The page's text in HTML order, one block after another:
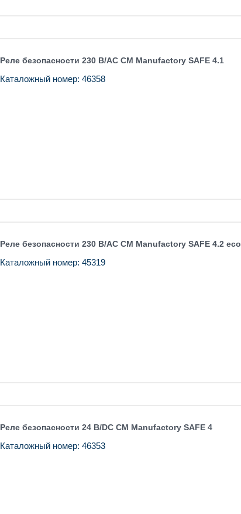
Реле безопасности 230 В/AC CM Manufactory SAFE 4.1
Каталожный номер: 46358
Реле безопасности 230 В/AC CM Manufactory SAFE 4.2 eco
Каталожный номер: 45319
Реле безопасности 24 В/DC CM Manufactory SAFE 4
Каталожный номер: 46353